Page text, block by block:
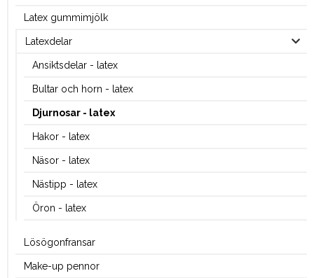
Latex gummimjölk
Latexdelar
Ansiktsdelar - latex
Bultar och horn - latex
Djurnosar - latex
Hakor - latex
Näsor - latex
Nästipp - latex
Öron - latex
Lösögonfransar
Make-up pennor